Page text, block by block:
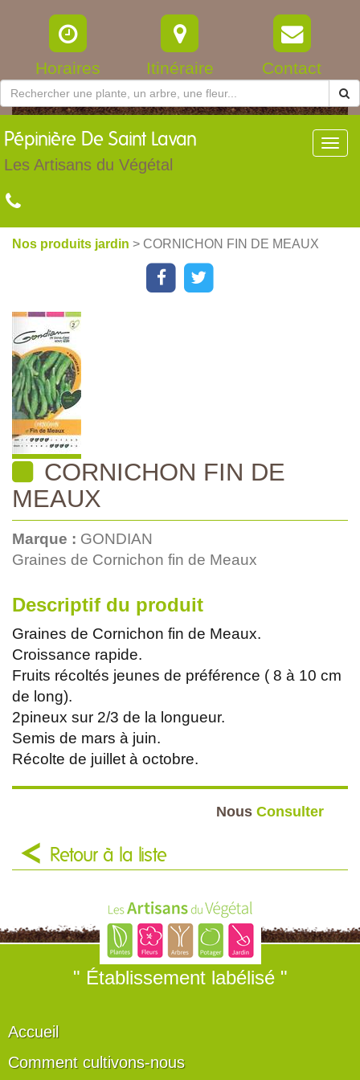
Horaires Itinéraire Contact
Pépinière De Saint Lavan
Les Artisans du Végétal
Nos produits jardin > CORNICHON FIN DE MEAUX
CORNICHON FIN DE
MEAUX
Marque : GONDIAN
Graines de Cornichon fin de Meaux
Descriptif du produit
Graines de Cornichon fin de Meaux.
Croissance rapide.
Fruits récoltés jeunes de préférence ( 8 à 10 cm
de long).
2pineux sur 2/3 de la longueur.
Semis de mars à juin.
Récolte de juillet à octobre.
Nous Consulter
Retour à la liste
" Établissement labélisé "
Accueil
Comment cultivons-nous